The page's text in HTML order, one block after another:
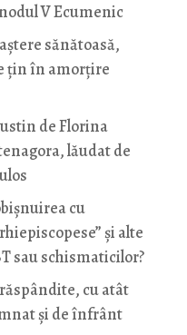
V Ecumenic
sănătoasă,
țin în amorțire
de Florina
lăudat de
cu
și alte
sau schismaticilor?
cu atât
și de înfrânt